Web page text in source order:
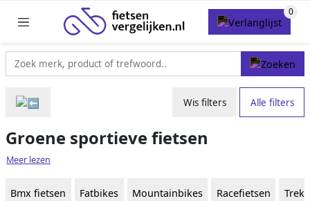
Wis filters Alle filters
Groene sportieve fietsen
Meer lezen
Bmx fietsen Fatbikes Mountainbikes Racefietsen